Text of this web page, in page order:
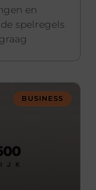
en
spelregels
BUSINESS